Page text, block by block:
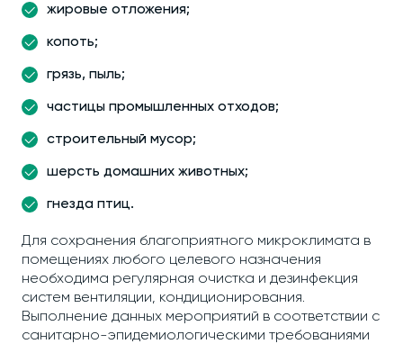
жировые отложения;
копоть;
грязь, пыль;
частицы промышленных отходов;
строительный мусор;
шерсть домашних животных;
гнезда птиц.
Для сохранения благоприятного микроклимата в
помещениях любого целевого назначения
необходима регулярная очистка и дезинфекция
систем вентиляции, кондиционирования.
Выполнение данных мероприятий в соответствии с
санитарно-эпидемиологическими требованиями